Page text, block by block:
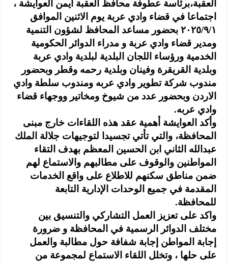
العقبة،برئاسة عطوفة محافظ العقبة ايمن العوايشة ،
اجتماعا في قضاء وادي عربة يوم الاثنين الموافق
٢٠٢٥/٩/١ بحضور مساعد المحافظ لشؤون التنمية
ومدير قضاء وادي عربة و مدراء الدوائر الحكومية
الخدمية ورؤساء اللجان البلدية لبلدية وادي عربة
وبلدية القريقرة وفينان وبلدية رحمه وقطر وبحضور
مندوب شركة تطوير وادي عربه ومندوب سلطة وادي
الاردن وبحضور عدد من شيوخ ومخاتير ووجهاء قضاء
وادي عربه.
وأكد العوايشة أهمية عقد هذه اللقاءات خارج مبنى
المحافظة، والتي تأتي تجسيدا لتوجيهات جلالة الملك
عبدالله الثاني ابن الحسين المعظم بهدف التقاء
المواطنين والوقوف على مطالبهم والاستماع لهم
ضمن مناطق سكنهم للاطلاع على واقع الخدمات
المقدمة في جميع الوحدات الإدارية التابعة
للمحافظة.
واكد على تعزيز العمل التشاركي والتنسيق بين
مختلف الدوائر الرسمية في المحافظة و ضرورة
إجابة المواطن إجابة شفافة حول مطالبة والعمل
على حلها ، وتخلل اللقاء الاستماع لمجموعة من